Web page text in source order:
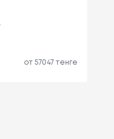
от 57047 тенге